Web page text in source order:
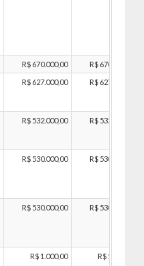
R$ 670.000,00
R$ 670.000,00
R$ 627.000,00 R$ 627.000,00
R$ 532.000,00 R$ 532.000,00
R$ 530.000,00 R$ 530.000,00
R$ 530.000,00 R$ 530.000,00
R$ 1.000,00 R$ 1.000,00